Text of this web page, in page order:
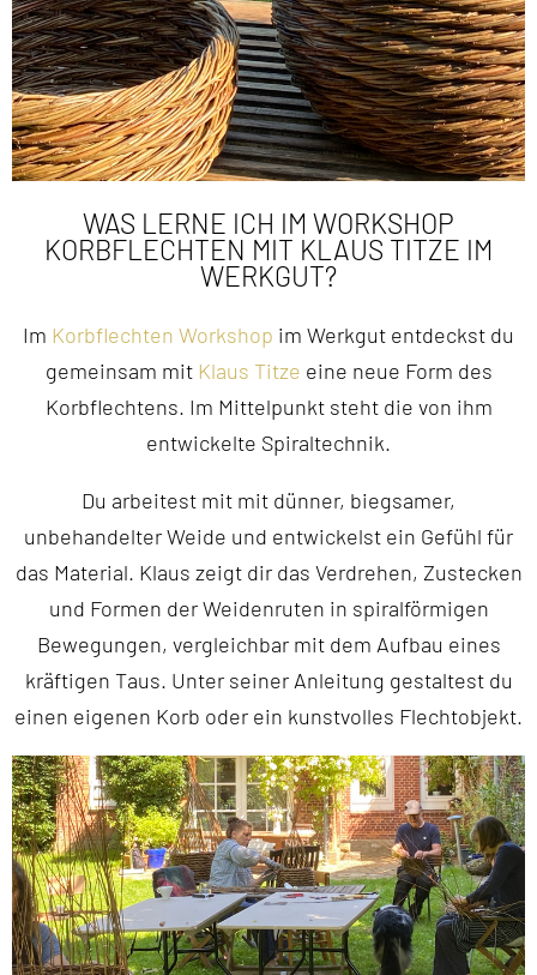
WAS LERNE ICH IM WORKSHOP
KORBFLECHTEN MIT KLAUS TITZE IM
WERKGUT?
Im Korbflechten Workshop im Werkgut entdeckst du
gemeinsam mit Klaus Titze eine neue Form des
Korbflechtens. Im Mittelpunkt steht die von ihm
entwickelte Spiraltechnik.
Du arbeitest mit mit dünner, biegsamer,
unbehandelter Weide und entwickelst ein Gefühl für
das Material. Klaus zeigt dir das Verdrehen, Zustecken
und Formen der Weidenruten in spiralförmigen
Bewegungen, vergleichbar mit dem Aufbau eines
kräftigen Taus. Unter seiner Anleitung gestaltest du
einen eigenen Korb oder ein kunstvolles Flechtobjekt.